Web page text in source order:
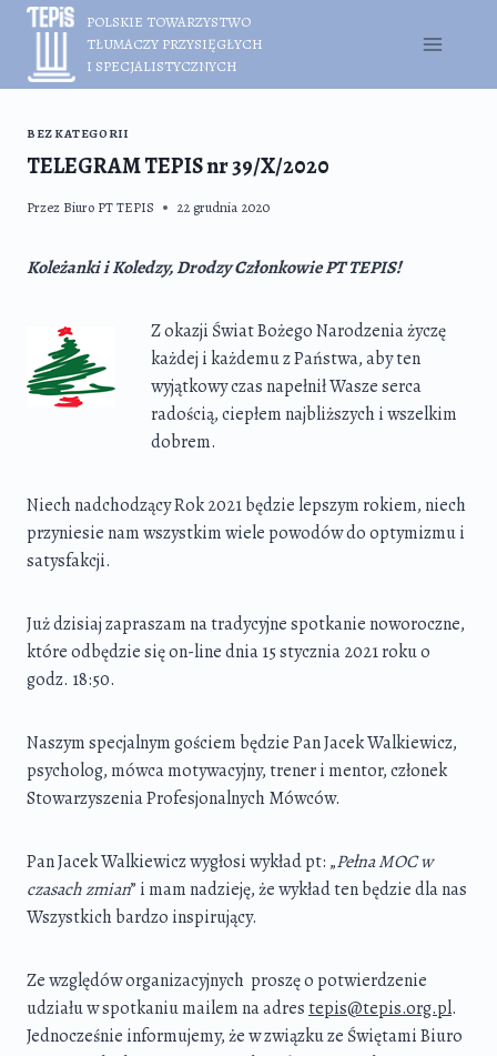
Przejdź
treści
POLSKIE TOWARZYSTWO
TŁUMACZY PRZYSIĘGŁYCH
I SPECJALISTYCZNYCH
BEZ KATEGORII
TELEGRAM TEPIS nr 39/X/2020
Przez Biuro PT TEPIS 22 grudnia 2020
Koleżanki i Koledzy, Drodzy Członkowie PT TEPIS!
Z okazji Świat Bożego Narodzenia życzę
każdej i każdemu z Państwa, aby ten
wyjątkowy czas napełnił Wasze serca
radością, ciepłem najbliższych i wszelkim
dobrem.
Niech nadchodzący Rok 2021 będzie lepszym rokiem, niech
przyniesie nam wszystkim wiele powodów do optymizmu i
satysfakcji.
Już dzisiaj zapraszam na tradycyjne spotkanie noworoczne,
które odbędzie się on-line dnia 15 stycznia 2021 roku o
godz. 18:50.
Naszym specjalnym gościem będzie Pan Jacek Walkiewicz,
psycholog, mówca motywacyjny, trener i mentor, członek
Stowarzyszenia Profesjonalnych Mówców.
Pan Jacek Walkiewicz wygłosi wykład pt: „Pełna MOC w
czasach zmian” i mam nadzieję, że wykład ten będzie dla nas
Wszystkich bardzo inspirujący.
Ze względów organizacyjnych proszę o potwierdzenie
udziału w spotkaniu mailem na adrestepis@tepis.org.pl.
Jednocześnie informujemy, że w związku ze Świętami Biuro